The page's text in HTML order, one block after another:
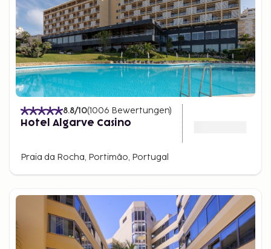
8.8/10(1006 Bewertungen)
Hotel Algarve Casino
Praia da Rocha, Portimão, Portugal